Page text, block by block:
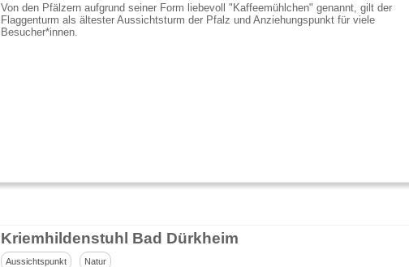
Von den Pfälzern aufgrund seiner Form liebevoll "Kaffeemühlchen" genannt, gilt der
Flaggenturm als ältester Aussichtsturm der Pfalz und Anziehungspunkt für viele
Besucher*innen.
Kriemhildenstuhl Bad Dürkheim
Aussichtspunkt Natur